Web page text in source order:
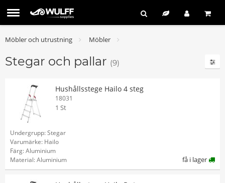
Möbler och utrustning Möbler
Stegar och pallar (9)
Hushållsstege Hailo 4 steg
18031
1 St
Undergrupp: Stegar
Varumärke: Hailo
Färg: Aluminium
Material: Aluminium
få i lager